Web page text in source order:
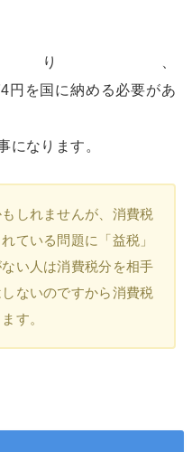
、
円を国に納める必要があ
になります。
しれませんが、消費税
ている問題に「益税」
い人は消費税分を相手
ないのですから消費税
す。